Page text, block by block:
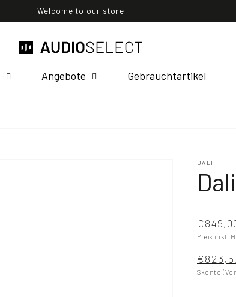
Welcome to our store
Angebote Gebrauchtartikel
DALI
Preis inkl.
Skonto